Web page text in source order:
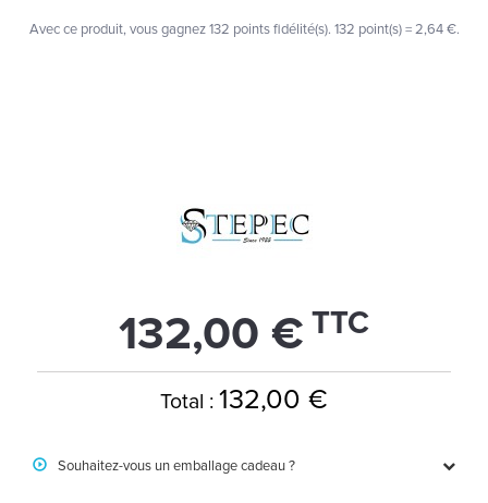
Avec ce produit, vous gagnez132 points fidélité(s). 132 point(s) =2,64 €.
132,00 € TTC
Total : 132,00 €
Souhaitez-vous un emballage cadeau ?